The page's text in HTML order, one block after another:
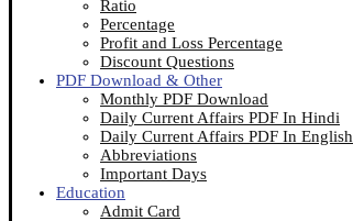
Ratio
Percentage
Profit and Loss Percentage
Discount Questions
PDF Download & Other
Monthly PDF Download
Daily Current Affairs PDF In Hindi
Daily Current Affairs PDF In English
Abbreviations
Important Days
Education
Admit Card